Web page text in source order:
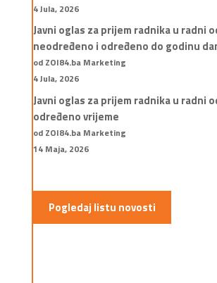
4 Jula, 2026
Javni oglas za prijem radnika u radni
neodređeno i određeno do godinu
od ZOI84.ba Marketing
4 Jula, 2026
Javni oglas za prijem radnika u radni
određeno vrijeme
od ZOI84.ba Marketing
14 Maja, 2026
Pogledaj listu novosti